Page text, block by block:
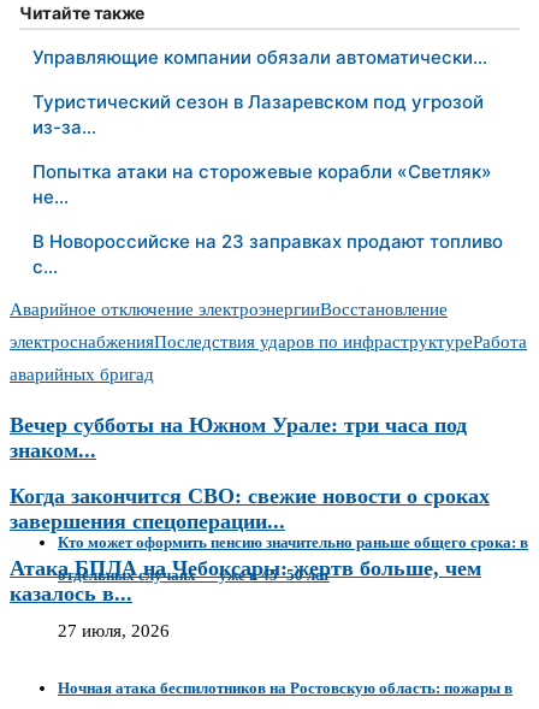
Читайте также
Управляющие компании обязали автоматически…
Туристический сезон в Лазаревском под угрозой
из-за…
Попытка атаки на сторожевые корабли «Светляк»
не…
В Новороссийске на 23 заправках продают топливо
с…
Аварийное отключение электроэнергииВосстановление
электроснабженияПоследствия ударов по инфраструктуреРабота
аварийных бригад
Вечер субботы на Южном Урале: три часа под
знаком...
Когда закончится СВО: свежие новости о сроках
завершения спецоперации...
Атака БПЛА на Чебоксары: жертв больше, чем
казалось в...
Кто может оформить пенсию значительно раньше общего срока: в
отдельных случаях — уже в 45–50 лет
27 июля, 2026
Ночная атака беспилотников на Ростовскую область: пожары в